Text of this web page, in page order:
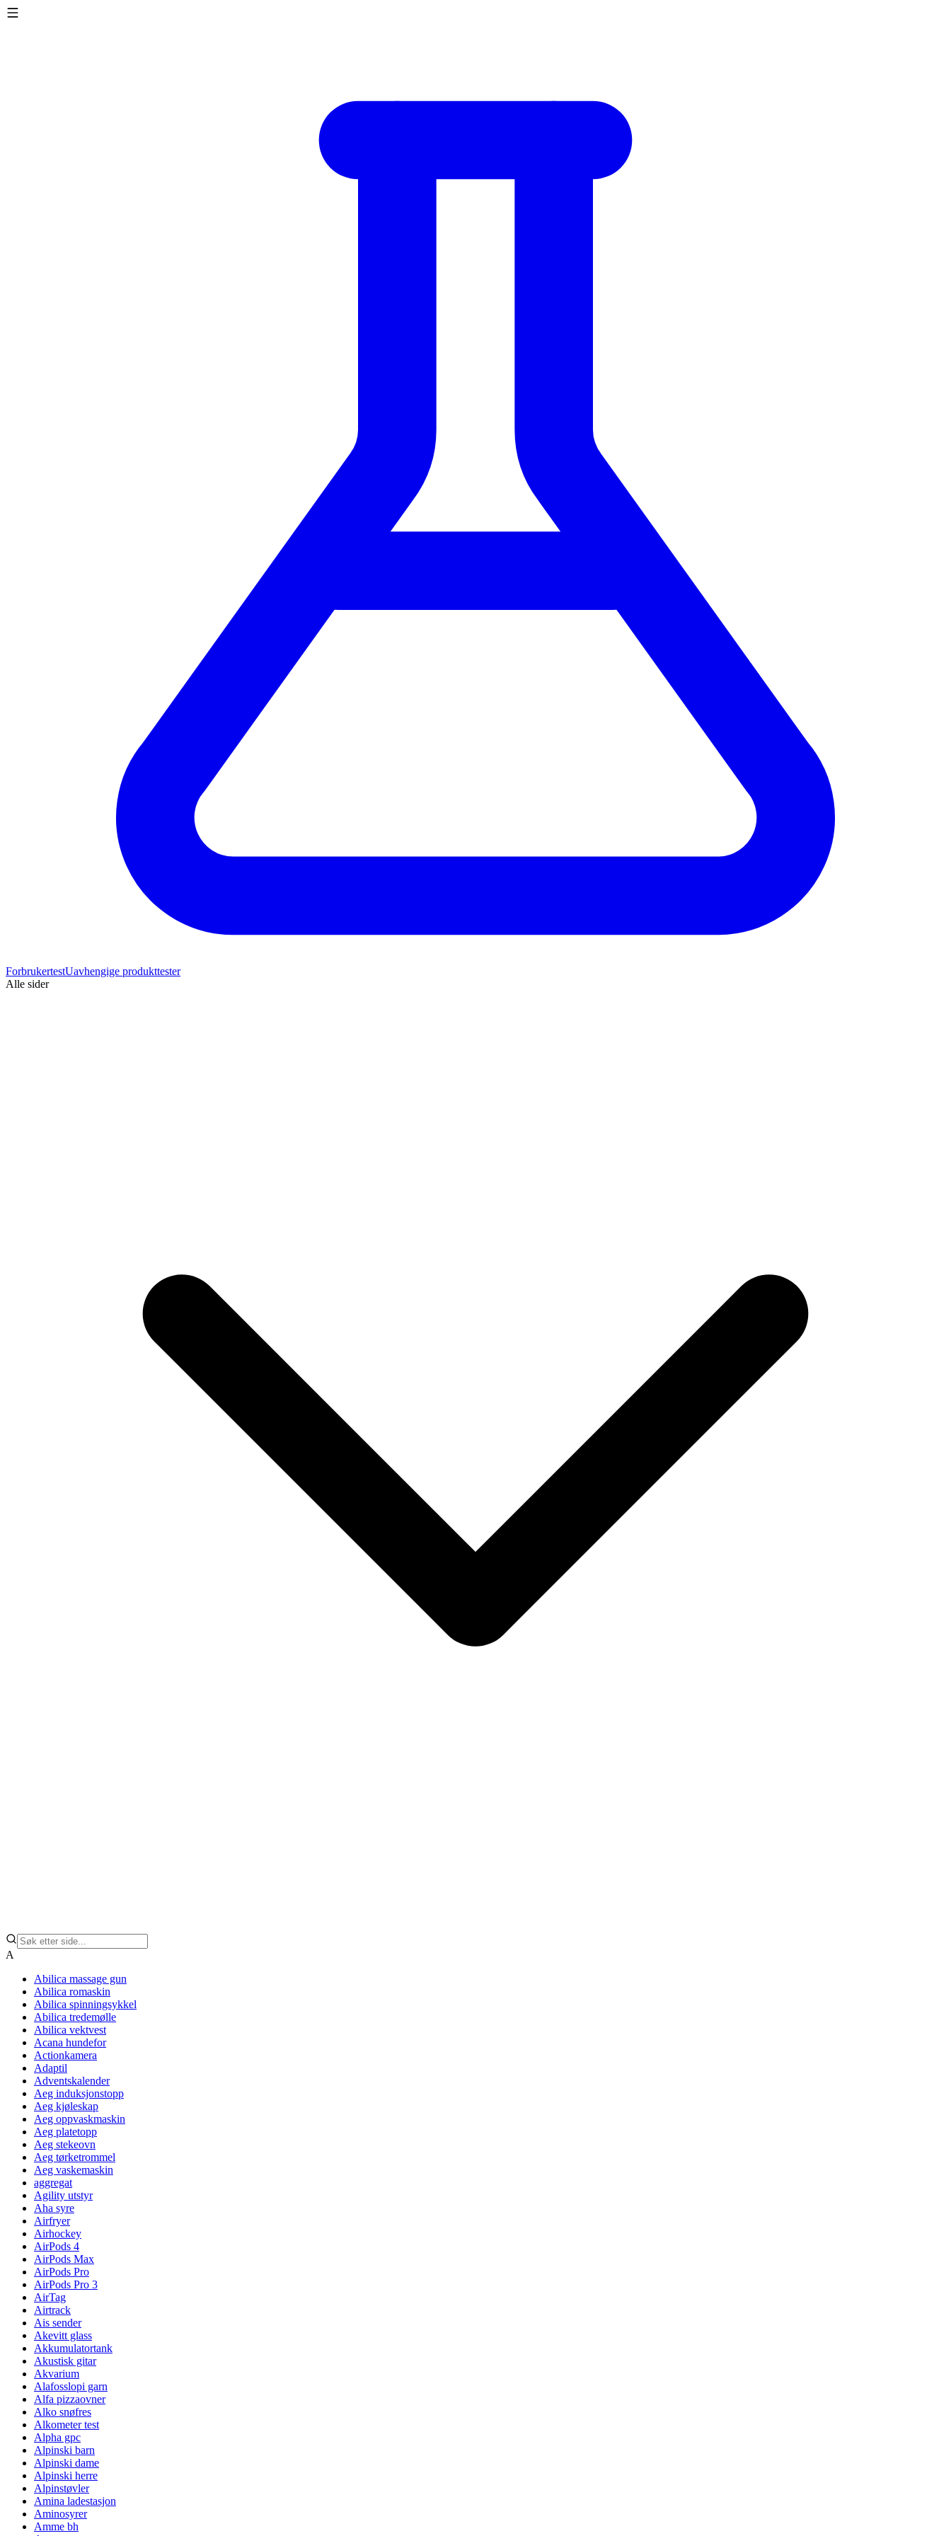
ForbrukertestUavhengige produkttester
Alle sider
A
Abilica massage gun
Abilica romaskin
Abilica spinningsykkel
Abilica tredemølle
Abilica vektvest
Acana hundefor
Actionkamera
Adaptil
Adventskalender
Aeg induksjonstopp
Aeg kjøleskap
Aeg oppvaskmaskin
Aeg platetopp
Aeg stekeovn
Aeg tørketrommel
Aeg vaskemaskin
aggregat
Agility utstyr
Aha syre
Airfryer
Airhockey
AirPods 4
AirPods Max
AirPods Pro
AirPods Pro 3
AirTag
Airtrack
Ais sender
Akevitt glass
Akkumulatortank
Akustisk gitar
Akvarium
Alafosslopi garn
Alfa pizzaovner
Alko snøfres
Alkometer test
Alpha gpc
Alpinski barn
Alpinski dame
Alpinski herre
Alpinstøvler
Amina ladestasjon
Aminosyrer
Amme bh